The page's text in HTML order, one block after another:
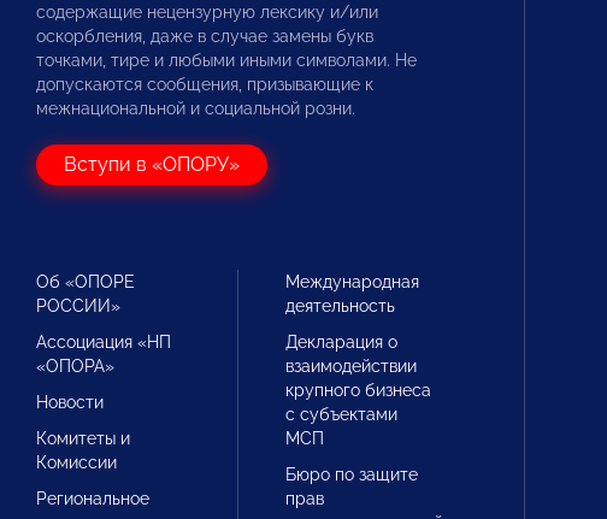
содержащие нецензурную лексику и/или
оскорбления, даже в случае замены букв
точками, тире и любыми иными символами. Не
допускаются сообщения, призывающие к
межнациональной и социальной розни.
Вступи в «ОПОРУ»
Об «ОПОРЕ
РОССИИ»
Ассоциация «НП
«ОПОРА»
Новости
Комитеты и
Комиссии
Региональное
Международная
деятельность
Декларация о
взаимодействии
крупного бизнеса
с субъектами
МСП
Бюро по защите
прав